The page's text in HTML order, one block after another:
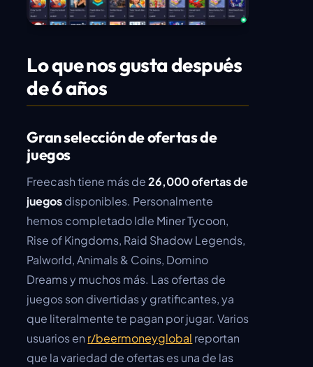
Lo que nos gusta después
de 6 años
Gran selección de ofertas de
juegos
Freecash tiene más de26,000 ofertas de
juegosdisponibles. Personalmente
hemos completado Idle Miner Tycoon,
Rise of Kingdoms, Raid Shadow Legends,
Palworld, Animals & Coins, Domino
Dreams y muchos más. Las ofertas de
juegos son divertidas y gratificantes, ya
que literalmente te pagan por jugar. Varios
usuarios en r/beermoneyglobal reportan
que la variedad de ofertas es una de las